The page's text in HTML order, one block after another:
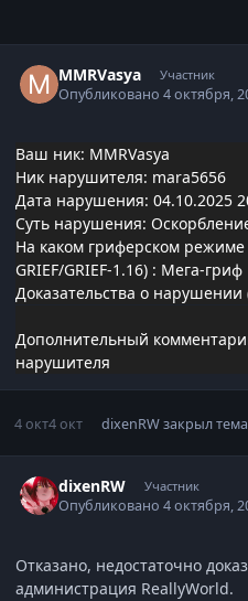
MMRVasya Участник
Опубликовано4 октября,
Ваш ник: MMRVasya
Ник нарушителя: mara5656
Дата нарушения: 04.10.2025
Суть нарушения:
На каком гриферском
GRIEF/GRIEF-1.16) : Мега-гриф
Доказательства о нарушении
Дополнительный
нарушителя
4 окт4 окт dixenRWзакрыл тема
dixenRW Участник
Опубликовано4 октября,
Отказано, недостаточно
администрация ReallyWorld.